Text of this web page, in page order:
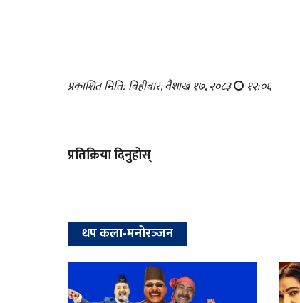
प्रकाशित मिति: बिहीबार, वैशाख १७, २०८३ १२:०६
प्रतिक्रिया दिनुहोस्
थप कला-मनोरञ्‍जन